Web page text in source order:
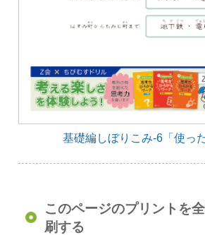
基礎編しぼりこみ-6「使っ
このページのプリントを
刷する